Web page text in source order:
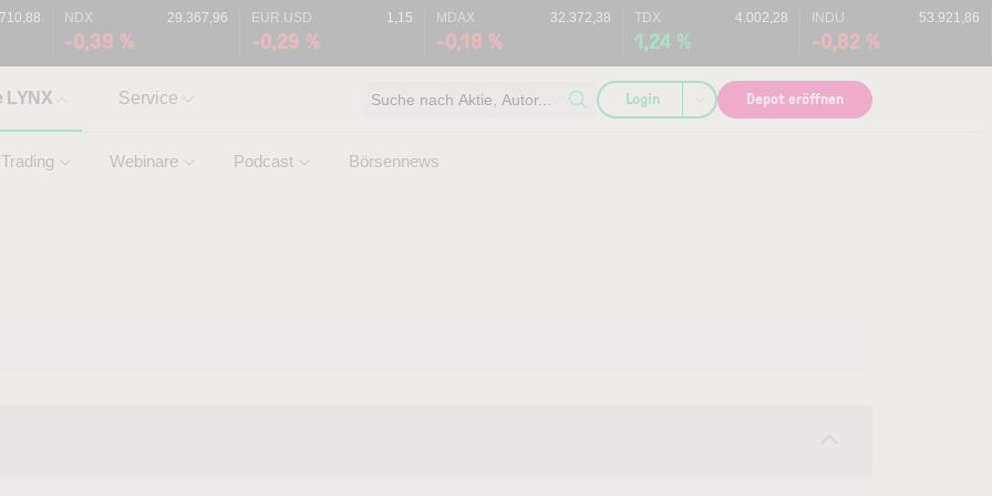
NDX 29.367,96
-0,39 %
EUR.USD 1,15
-0,29 %
MDAX 32.372,38
-0,18 %
TDX 4.002,28
1,24 %
INDU 53.921,86
-0,82 %
LYNX
Trading Webinare Podcast Börsennews
Service Suche nach Aktie, Autor... Login Depot eröffnen